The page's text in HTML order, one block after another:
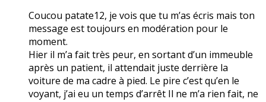
Coucou patate12, je vois que tu m’as écris mais ton
message est toujours en modération pour le
moment.
Hier il m’a fait très peur, en sortant d’un immeuble
après un patient, il attendait juste derrière la
voiture de ma cadre à pied. Le pire c’est qu’en le
voyant, j’ai eu un temps d’arrêt Il ne m’a rien fait, ne